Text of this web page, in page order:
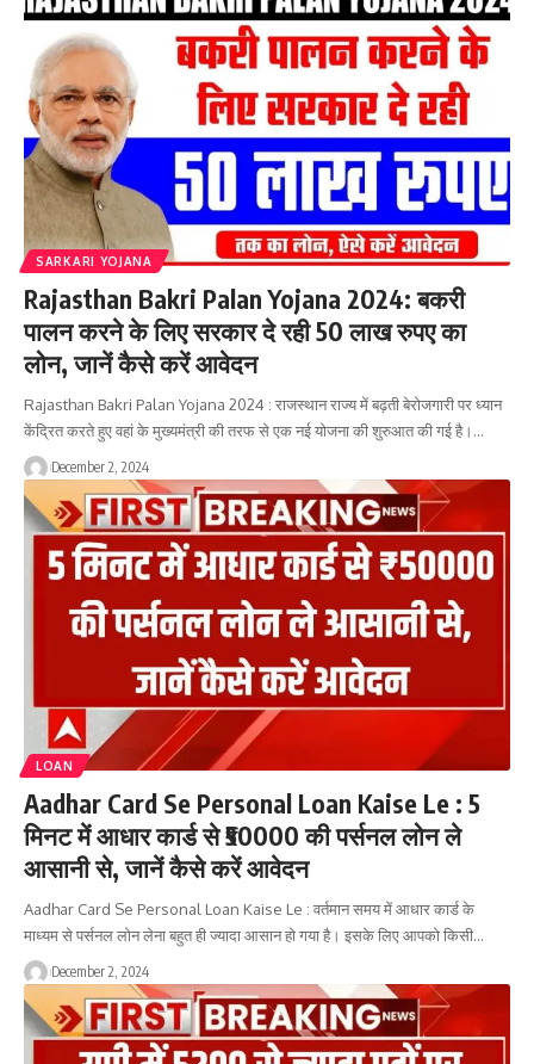
SARKARI YOJANA
Rajasthan Bakri Palan Yojana 2024: बकरी
पालन करने के लिए सरकार दे रही 50 लाख रुपए का
लोन, जानें कैसे करें आवेदन
Rajasthan Bakri Palan Yojana 2024 : राजस्थान राज्य में बढ़ती बेरोजगारी पर ध्यान
केंद्रित करते हुए वहां के मुख्यमंत्री की तरफ से एक नई योजना की शुरुआत की गई है।…
December 2, 2024
LOAN
Aadhar Card Se Personal Loan Kaise Le : 5
मिनट में आधार कार्ड से ₹50000 की पर्सनल लोन ले
आसानी से, जानें कैसे करें आवेदन
Aadhar Card Se Personal Loan Kaise Le : वर्तमान समय में आधार कार्ड के
माध्यम से पर्सनल लोन लेना बहुत ही ज्यादा आसान हो गया है। इसके लिए आपको किसी…
December 2, 2024